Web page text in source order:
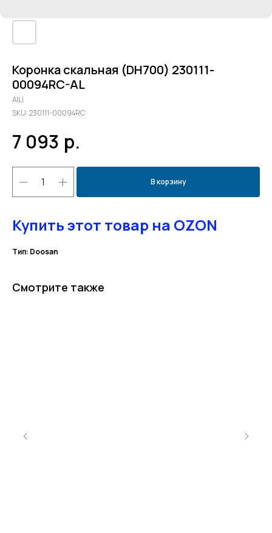
Коронка скальная (DH700) 230111-
00094RC-AL
AILI
SKU:230111-00094RC
7 093 р.
В корзину
Купить этот товар на OZON
Тип: Doosan
Смотрите также